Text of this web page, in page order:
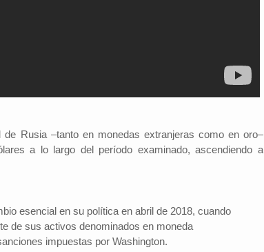
Rusia –tanto en monedas extranjeras como en oro–
a lo largo del período examinado, ascendiendo a
esencial en su política en abril de 2018, cuando
de sus activos denominados en moneda
impuestas por Washington.